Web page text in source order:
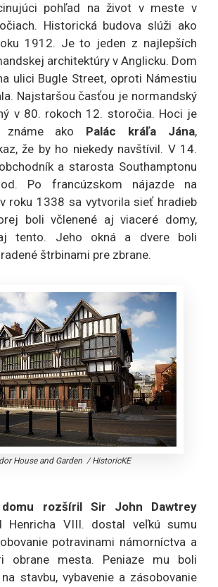
pohľad na život v meste v
Historická budova slúži ako
1912. Je to jeden z najlepších
architektúry v Anglicku. Dom
ulici Bugle Street, oproti Námestiu
Najstaršou časťou je normandský
v 80. rokoch 12. storočia. Hoci je
ako Palác kráľa Jána,
že by ho niekedy navštívil. V 14.
a starosta Southamptonu
Po francúzskom nájazde na
roku 1338 sa vytvorila sieť hradieb
boli včlenené aj viaceré domy,
tento. Jeho okná a dvere boli
štrbinami pre zbrane.
House and Garden /HistoricKE
rozšíril Sir John Dawtrey
VIII. dostal veľkú sumu
potravinami námorníctva a
obrane mesta. Peniaze mu boli
stavbu, vybavenie a zásobovanie